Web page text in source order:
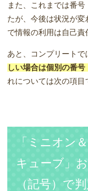
また、これまでは番
たが、今後は状況が
で情報の利用は自己責
あと、コンプリートで
しい場合は個別の番
れについては次の項目
「ミニオン
キューブ」
（記号）で判